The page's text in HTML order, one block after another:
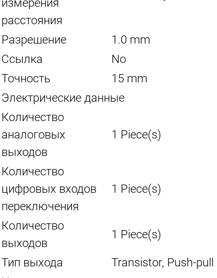
измерения
расстояния
Разрешение
1.0 mm
Ссылка
No
Точность
15 mm
Электрические данные
Количество
аналоговых
выходов
1 Piece(s)
Количество
цифровых входов
переключения
1 Piece(s)
Количество
выходов
1 Piece(s)
Тип выхода
Transistor, Push-pull